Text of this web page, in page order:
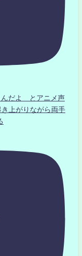
だよ とアニメ声
上がりながら両手